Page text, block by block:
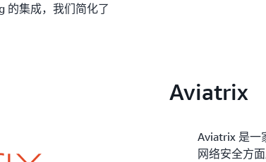
的集成，我们简化了
Aviatrix
Aviatrix 是一
网络安全方